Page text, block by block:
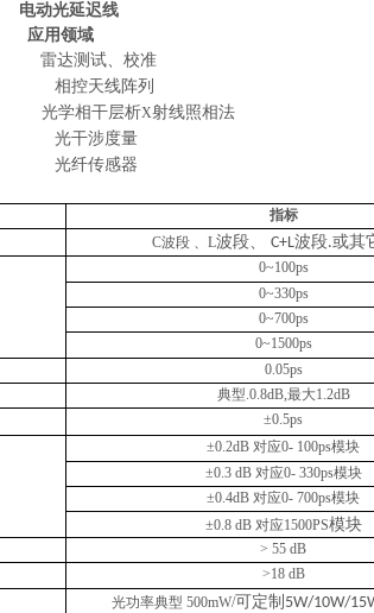
电动光延迟线
应用领域
雷达测试、校准
相控天线阵列
光学相干层析X射线照相法
光干涉度量
光纤传感器
指标
C波段 、 L波段、 C+L波段.或其
0~100ps
0~330ps
0~700ps
0~1500ps
0.05ps
典型.0.8dB,最大1.2dB
±0.5ps
±0.2dB 对应0- 100ps模块
±0.3 dB 对应0- 330ps模块
±0.4dB 对应0- 700ps模块
±0.8 dB 对应1500PS模块
> 55 dB
>18 dB
光功率典型 500mW/可定制 5W/10W/